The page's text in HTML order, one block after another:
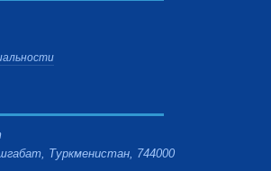
Туркменистан, 744000